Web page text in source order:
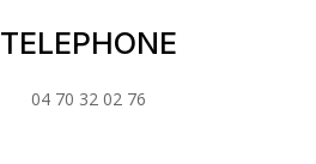
TELEPHONE
04 70 32 02 76